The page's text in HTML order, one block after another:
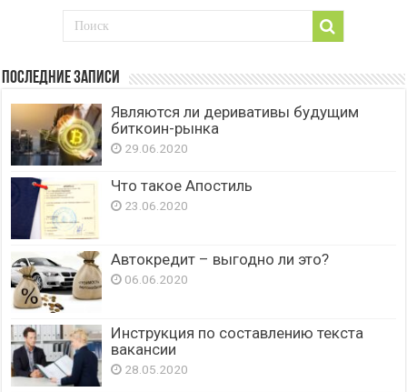
Последние записи
Являются ли деривативы будущим
биткоин-рынка
29.06.2020
Что такое Апостиль
23.06.2020
Автокредит – выгодно ли это?
06.06.2020
Инструкция по составлению текста
вакансии
28.05.2020